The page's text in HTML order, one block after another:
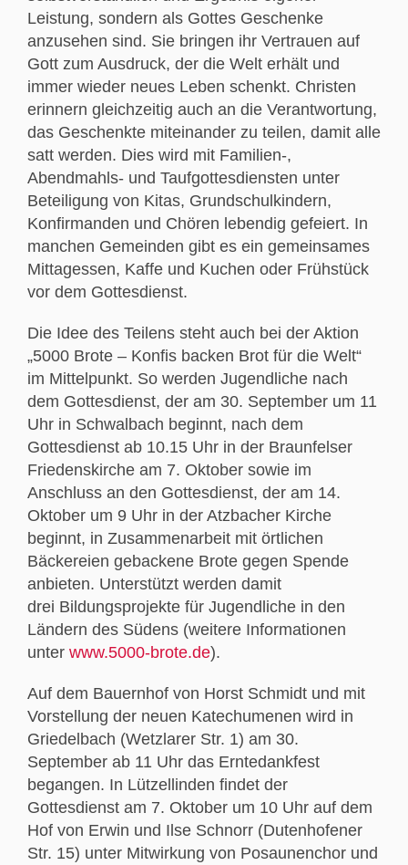
Leistung, sondern als Gottes Geschenke
anzusehen sind. Sie bringen ihr Vertrauen auf
Gott zum Ausdruck, der die Welt erhält und
immer wieder neues Leben schenkt. Christen
erinnern gleichzeitig auch an die Verantwortung,
das Geschenkte miteinander zu teilen, damit alle
satt werden. Dies wird mit Familien-,
Abendmahls- und Taufgottesdiensten unter
Beteiligung von Kitas, Grundschulkindern,
Konfirmanden und Chören lebendig gefeiert. In
manchen Gemeinden gibt es ein gemeinsames
Mittagessen, Kaffe und Kuchen oder Frühstück
vor dem Gottesdienst.
Die Idee des Teilens steht auch bei der Aktion
„5000 Brote – Konfis backen Brot für die Welt“
im Mittelpunkt. So werden Jugendliche nach
dem Gottesdienst, der am 30. September um 11
Uhr in Schwalbach beginnt, nach dem
Gottesdienst ab 10.15 Uhr in der Braunfelser
Friedenskirche am 7. Oktober sowie im
Anschluss an den Gottesdienst, der am 14.
Oktober um 9 Uhr in der Atzbacher Kirche
beginnt, in Zusammenarbeit mit örtlichen
Bäckereien gebackene Brote gegen Spende
anbieten. Unterstützt werden damit
drei Bildungsprojekte für Jugendliche in den
Ländern des Südens (weitere Informationen
unter www.5000-brote.de).
Auf dem Bauernhof von Horst Schmidt und mit
Vorstellung der neuen Katechumenen wird in
Griedelbach (Wetzlarer Str. 1) am 30.
September ab 11 Uhr das Erntedankfest
begangen. In Lützellinden findet der
Gottesdienst am 7. Oktober um 10 Uhr auf dem
Hof von Erwin und Ilse Schnorr (Dutenhofener
Str. 15) unter Mitwirkung von Posaunenchor und